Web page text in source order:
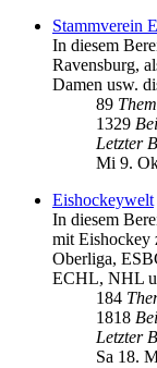
Stammverein
In diesem
Ravensburg,
Damen usw.
89
1329
Letzter
Mi 9.
Eishockeywelt
In diesem
mit Eishockey
Oberliga,
ECHL, NHL
184
1818
Letzter
Sa 18.